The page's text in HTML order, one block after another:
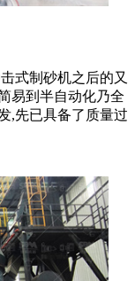
式制砂机之后的又
易到半自动化乃全
,先已具备了质量过